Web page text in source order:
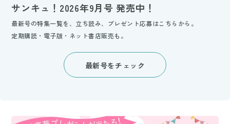
サンキュ！2026年9月号 発売中！
最新号の特集一覧を、立ち読み、プレゼント応募はこちらから。
定期購読・電子版・ネット書店販売も。
最新号をチェック